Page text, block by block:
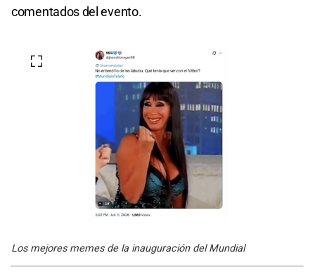
comentados del evento.
Los mejores memes de la inauguración del Mundial